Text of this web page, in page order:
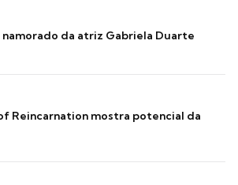
namorado da atriz Gabriela Duarte
Reincarnation mostra potencial da